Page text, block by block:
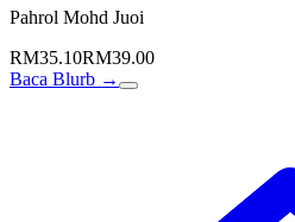
Pahrol Mohd Juoi
RM35.10RM39.00
Baca Blurb →